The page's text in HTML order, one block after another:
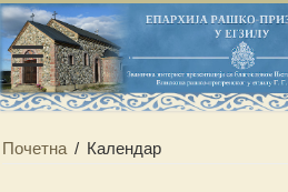
Почетна / Календар